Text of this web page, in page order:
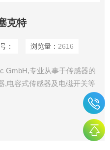
克特
： 浏览量： 2616
GmbH,专业从事于传感器的
,电容式传感器及电磁开关等
用于电梯,汽缸,钻井,医疗,真
业.*德国塞克特SECATEC传
传感器、磁性开关/高温、
位传感器 SECATEC变送器 德